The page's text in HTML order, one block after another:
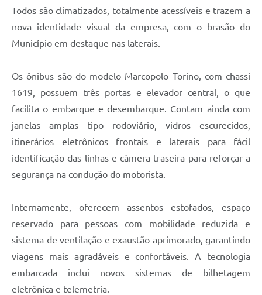
Todos são climatizados, totalmente acessíveis e trazem a
nova identidade visual da empresa, com o brasão do
Município em destaque nas laterais.
Os ônibus são do modelo Marcopolo Torino, com chassi
1619, possuem três portas e elevador central, o que
facilita o embarque e desembarque. Contam ainda com
janelas amplas tipo rodoviário, vidros escurecidos,
itinerários eletrônicos frontais e laterais para fácil
identificação das linhas e câmera traseira para reforçar a
segurança na condução do motorista.
Internamente, oferecem assentos estofados, espaço
reservado para pessoas com mobilidade reduzida e
sistema de ventilação e exaustão aprimorado, garantindo
viagens mais agradáveis e confortáveis. A tecnologia
embarcada inclui novos sistemas de bilhetagem
eletrônica e telemetria.